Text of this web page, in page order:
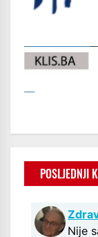
POSLJEDNJI
Nije